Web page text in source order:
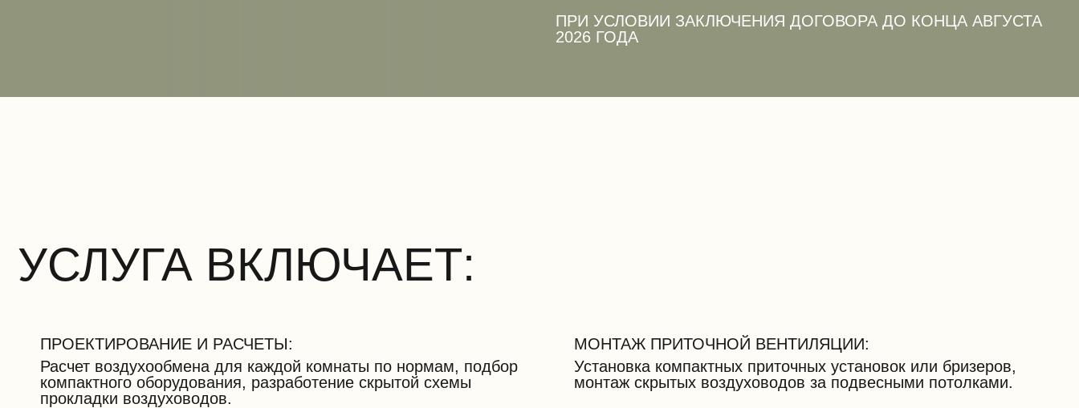
ПРИ УСЛОВИИ ЗАКЛЮЧЕНИЯ ДОГОВОРА ДО КОНЦА АВГУСТА
2026 ГОДА
УСЛУГА ВКЛЮЧАЕТ:
ПРОЕКТИРОВАНИЕ И РАСЧЕТЫ:
Расчет воздухообмена для каждой комнаты по нормам, подбор
компактного оборудования, разработение скрытой схемы
прокладки воздуховодов.
МОНТАЖ ПРИТОЧНОЙ ВЕНТИЛЯЦИИ:
Установка компактных приточных установок или бризеров,
монтаж скрытых воздуховодов за подвесными потолками.